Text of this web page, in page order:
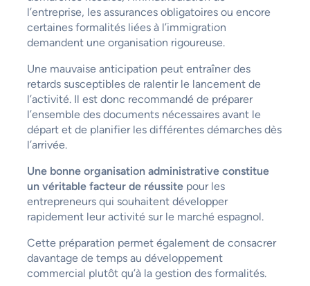
l’entreprise, les assurances obligatoires ou encore
certaines formalités liées à l’immigration
demandent une organisation rigoureuse.
Une mauvaise anticipation peut entraîner des
retards susceptibles de ralentir le lancement de
l’activité. Il est donc recommandé de préparer
l’ensemble des documents nécessaires avant le
départ et de planifier les différentes démarches dès
l’arrivée.
Une bonne organisation administrative constitue
un véritable facteur de réussitepour les
entrepreneurs qui souhaitent développer
rapidement leur activité sur le marché espagnol.
Cette préparation permet également de consacrer
davantage de temps au développement
commercial plutôt qu’à la gestion des formalités.